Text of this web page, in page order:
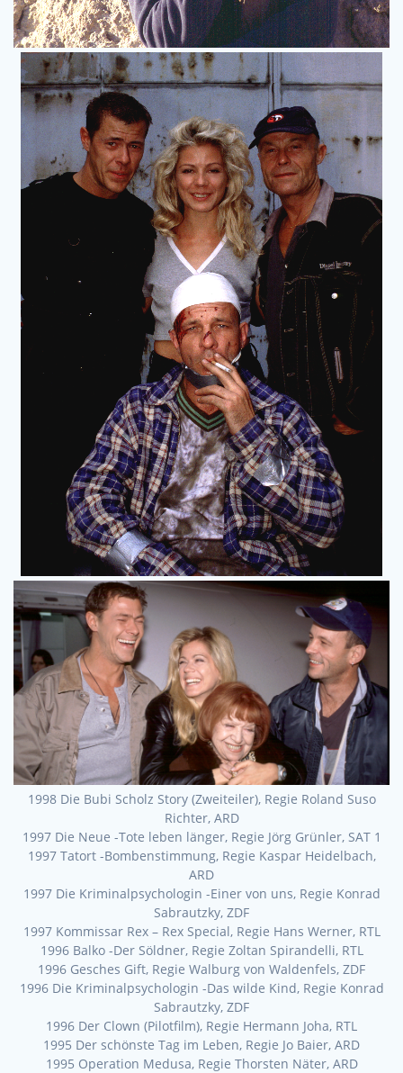
1998 Die Bubi Scholz Story (Zweiteiler), Regie Roland Suso
Richter, ARD
1997 Die Neue -Tote leben länger, Regie Jörg Grünler, SAT 1
1997 Tatort -Bombenstimmung, Regie Kaspar Heidelbach,
ARD
1997 Die Kriminalpsychologin -Einer von uns, Regie Konrad
Sabrautzky, ZDF
1997 Kommissar Rex – Rex Special, Regie Hans Werner, RTL
1996 Balko -Der Söldner, Regie Zoltan Spirandelli, RTL
1996 Gesches Gift, Regie Walburg von Waldenfels, ZDF
1996 Die Kriminalpsychologin -Das wilde Kind, Regie Konrad
Sabrautzky, ZDF
1996 Der Clown (Pilotfilm), Regie Hermann Joha, RTL
1995 Der schönste Tag im Leben, Regie Jo Baier, ARD
1995 Operation Medusa, Regie Thorsten Näter, ARD